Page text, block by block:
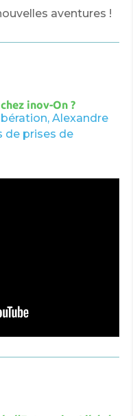
aventures !
inov-On ?
Alexandre
de prises de